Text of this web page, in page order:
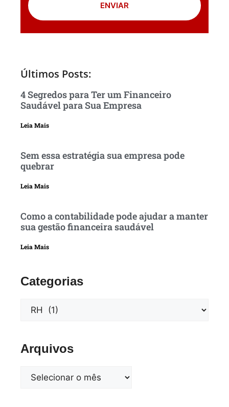
ENVIAR
Últimos Posts:
4 Segredos para Ter um Financeiro
Saudável para Sua Empresa
Leia Mais
Sem essa estratégia sua empresa pode
quebrar
Leia Mais
Como a contabilidade pode ajudar a manter
sua gestão financeira saudável
Leia Mais
Categorias
Arquivos